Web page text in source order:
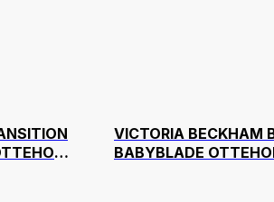
VICTORIA BECKHAM
BABYBLADE